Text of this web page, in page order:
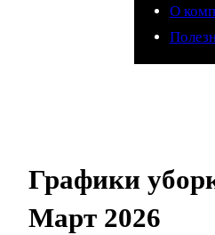
О
Графики
Март 2026